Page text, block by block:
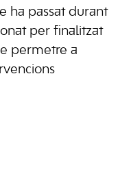
ha passat durant
per finalitzat
permetre a